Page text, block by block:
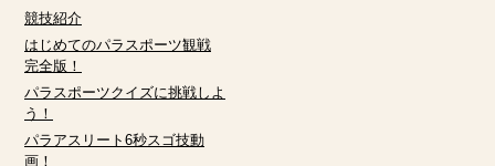
競技紹介
はじめてのパラスポーツ観戦
完全版！
パラスポーツクイズに挑戦しよ
う！
パラアスリート6秒スゴ技動
画！